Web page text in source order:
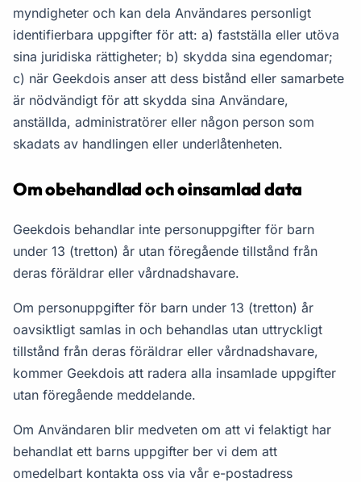
myndigheter och kan dela Användares personligt
identifierbara uppgifter för att: a) fastställa eller utöva
sina juridiska rättigheter; b) skydda sina egendomar;
c) när Geekdois anser att dess bistånd eller samarbete
är nödvändigt för att skydda sina Användare,
anställda, administratörer eller någon person som
skadats av handlingen eller underlåtenheten.
Om obehandlad och oinsamlad data
Geekdois behandlar inte personuppgifter för barn
under 13 (tretton) år utan föregående tillstånd från
deras föräldrar eller vårdnadshavare.
Om personuppgifter för barn under 13 (tretton) år
oavsiktligt samlas in och behandlas utan uttryckligt
tillstånd från deras föräldrar eller vårdnadshavare,
kommer Geekdois att radera alla insamlade uppgifter
utan föregående meddelande.
Om Användaren blir medveten om att vi felaktigt har
behandlat ett barns uppgifter ber vi dem att
omedelbart kontakta oss via vår e-postadress